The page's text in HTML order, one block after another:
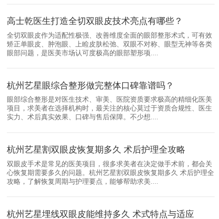
高士乾医生打造全切双眼皮技术亮点有哪些？
全切双眼皮作为适配性极强、改善维度全面的眼部整形术式，可有效
矫正单眼皮、肿泡眼、上睑皮肤松弛、双眼不对称、眼型无神等各类
眼部问题，是医美市场认可度极高的眼部塑形项....
杭州艺星眼综合整形做完整体口碑靠谱吗？
眼部综合整形是对医生技术、审美、医院资质要求极高的精细化医美
项目，求美者在选择机构时，最关注的核心莫过于资质合规性、医生
实力、术后真实效果、口碑与售后保障。不少想....
杭州艺星割双眼皮恢复期多久 术后护理全攻略
双眼皮手术是常见的医美项目，很多求美者在决定做手术前，都会关
心恢复期需要多久的问题。杭州艺星割双眼皮恢复期多久 术后护理全
攻略，了解恢复周期与护理要点，能够帮助求美....
杭州艺星埋线双眼皮能维持多久 术式特点与适应